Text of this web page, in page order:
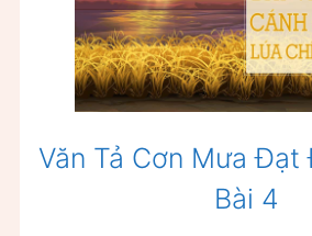
Văn Tả Cơn Mưa Đạt
Bài 4